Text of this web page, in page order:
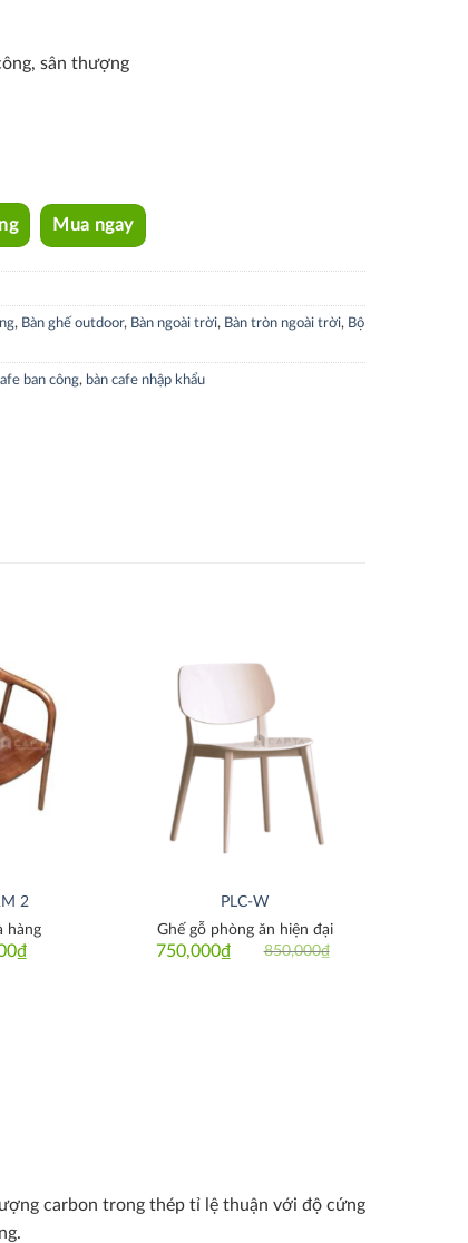
sân thượng
Mua ngay
, Bàn ghế outdoor, Bàn ngoài trời, Bàn tròn ngoài trời, Bộ
ban công, bàn cafe nhập khẩu
Thích
2
₫
hàng
PLC-W
850,000₫
Original
750,000₫
Current
Ghế gỗ phòng ăn hiện đại
carbon trong thép tỉ lệ thuận với độ cứng